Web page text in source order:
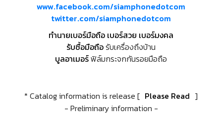
www.facebook.com/siamphonedotcom
twitter.com/siamphonedotcom
ทำนายเบอร์มือถือ เบอร์สวย เบอร์มงคล
รับซื้อมือถือรับเครื่องถึงบ้าน
บูลอาเมอร์ฟิล์มกระจกกันรอยมือถือ
* Catalog information is release [ Please Read ]
- Preliminary information -